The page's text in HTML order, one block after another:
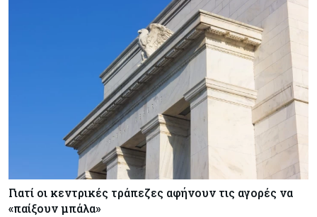
Γιατί οι κεντρικές τράπεζες αφήνουν τις αγορές να
«παίξουν μπάλα»